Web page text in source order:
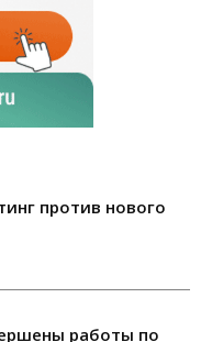
против нового
работы по